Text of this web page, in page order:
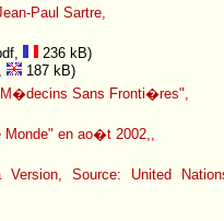
Paul Sartre,
236 kB)
187 kB)
Sans Fronti�res",
Monde" en ao�t 2002,,
Version, Source: United